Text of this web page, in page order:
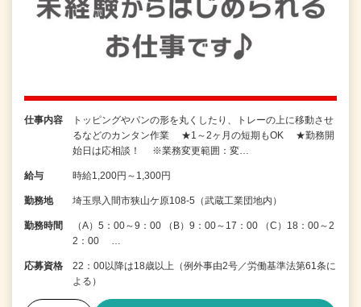
仕事内容
トッピングやパンの形を丸くしたり、トレーの上に移動させ
るなどのカンタン作業 ★1～2ヶ月の短期もOK ★勤務開
始日は応相談！ ※業務変更範囲：変…
給与 時給1,200円～1,300円
勤務地 埼玉県入間市狭山ケ原108-5（武蔵工業団地内）
勤務時間
（A）5：00～9：00 （B）9：00～17：00 （C）18：00～2
2：00 …
応募資格
22：00以降は18歳以上（例外事由2号／労働基準法第61条に
よる）